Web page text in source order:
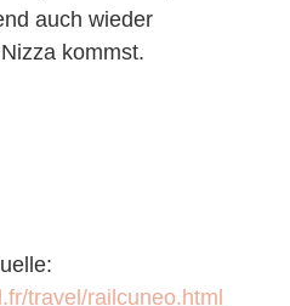
auch wieder
kommst.
travel/railcuneo.html